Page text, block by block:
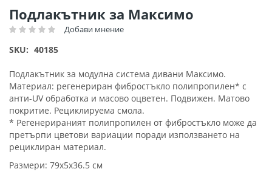
Подлакътник за Максимо
Рейтинг: Добави мнение
SKU 40185
Подлакътник за модулна система дивани Максимо.
Материал: регенериран фибростъкло полипропилен* с
анти-UV обработка и масово оцветен. Подвижен. Матово
покритие. Рециклируема смола.
* Регенерираният полипропилен от фибростъкло може да
претърпи цветови вариации поради използването на
рециклиран материал.
Размери: 79х5х36.5 см
Преминете
към
началото
на
със
снимки